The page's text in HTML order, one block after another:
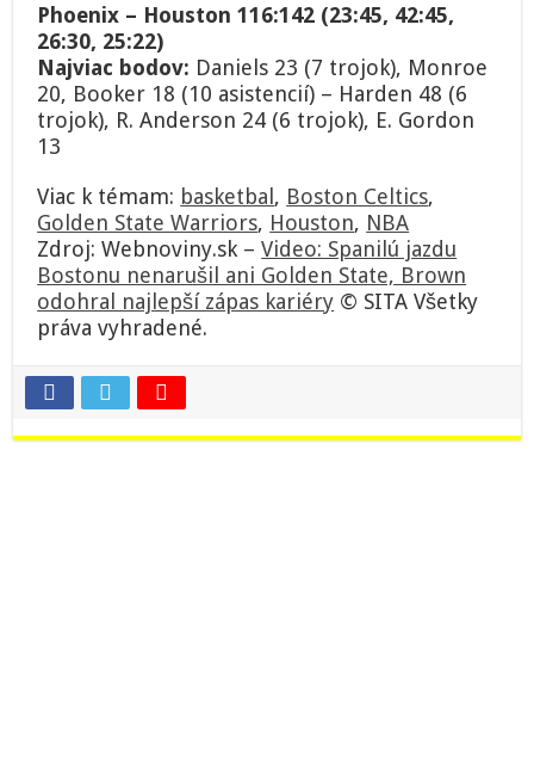
Phoenix – Houston 116:142 (23:45, 42:45,
26:30, 25:22)
Najviac bodov: Daniels 23 (7 trojok), Monroe
20, Booker 18 (10 asistencií) – Harden 48 (6
trojok), R. Anderson 24 (6 trojok), E. Gordon
13
Viac k témam: basketbal, Boston Celtics,
Golden State Warriors, Houston, NBA
Zdroj: Webnoviny.sk –Video: Spanilú jazdu
Bostonu nenarušil ani Golden State, Brown
odohral najlepší zápas kariéry © SITA Všetky
práva vyhradené.